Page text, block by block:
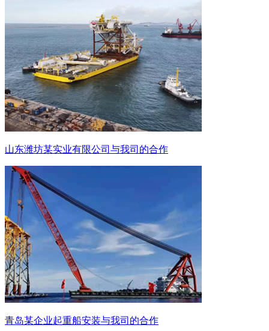
山东潍坊某实业有限公司与我司的合作
青岛某企业起重船安装与我司的合作